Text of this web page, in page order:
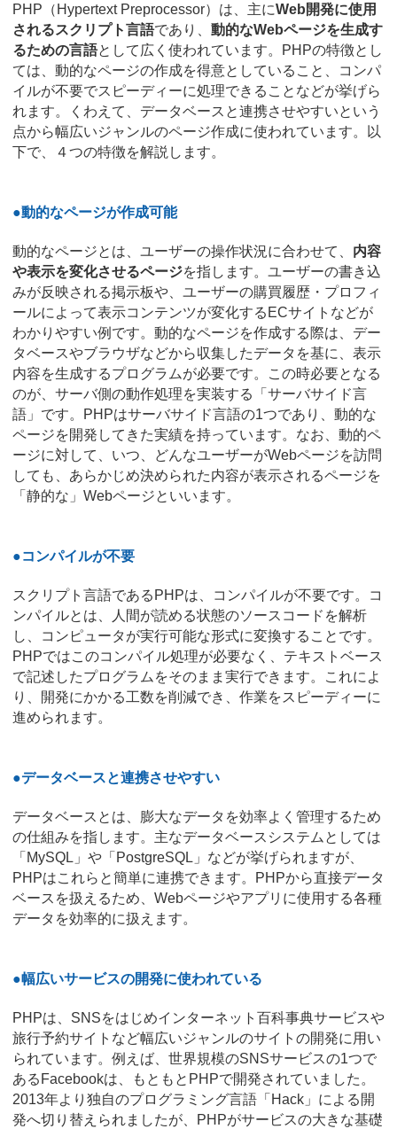
PHP（Hypertext Preprocessor）は、主にWeb開発に使用
されるスクリプト言語であり、 動的なWebページを生成す
るための言語として広く使われています。PHPの特徴とし
ては、動的なページの作成を得意としていること、コンパ
イルが不要でスピーディーに処理できることなどが挙げら
れます。くわえて、データベースと連携させやすいという
点から幅広いジャンルのページ作成に使われています。以
下で、４つの特徴を解説します。
●動的なページが作成可能
動的なページとは、ユーザーの操作状況に合わせて、 内容
や表示を変化させるページを指します。ユーザーの書き込
みが反映される掲示板や、ユーザーの購買履歴・プロフィ
ールによって表示コンテンツが変化するECサイトなどが
わかりやすい例です。動的なページを作成する際は、デー
タベースやブラウザなどから収集したデータを基に、表示
内容を生成するプログラムが必要です。この時必要となる
のが、サーバ側の動作処理を実装する「サーバサイド言
語」です。PHPはサーバサイド言語の1つであり、動的な
ページを開発してきた実績を持っています。なお、動的ペ
ージに対して、いつ、どんなユーザーがWebページを訪問
しても、あらかじめ決められた内容が表示されるページを
「静的な」Webページといいます。
●コンパイルが不要
スクリプト言語であるPHPは、コンパイルが不要です。コ
ンパイルとは、人間が読める状態のソースコードを解析
し、コンピュータが実行可能な形式に変換することです。
PHPではこのコンパイル処理が必要なく、テキストベース
で記述したプログラムをそのまま実行できます。これによ
り、開発にかかる工数を削減でき、作業をスピーディーに
進められます。
●データベースと連携させやすい
データベースとは、膨大なデータを効率よく管理するため
の仕組みを指します。主なデータベースシステムとしては
「MySQL」や「PostgreSQL」などが挙げられますが、
PHPはこれらと簡単に連携できます。PHPから直接データ
ベースを扱えるため、Webページやアプリに使用する各種
データを効率的に扱えます。
●幅広いサービスの開発に使われている
PHPは、SNSをはじめインターネット百科事典サービスや
旅行予約サイトなど幅広いジャンルのサイトの開発に用い
られています。例えば、世界規模のSNSサービスの1つで
あるFacebookは、もともとPHPで開発されていました。
2013年より独自のプログラミング言語「Hack」による開
発へ切り替えられましたが、PHPがサービスの大きな基礎